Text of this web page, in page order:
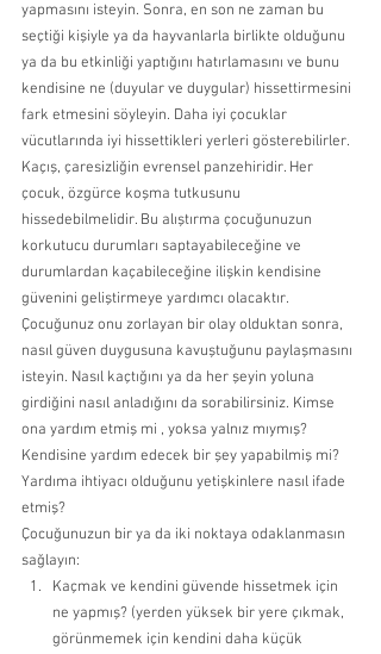
yapmasını isteyin. Sonra, en son ne zaman bu
seçtiği kişiyle ya da hayvanlarla birlikte olduğunu
ya da bu etkinliği yaptığını hatırlamasını ve bunu
kendisine ne (duyular ve duygular) hissettirmesini
fark etmesini söyleyin. Daha iyi çocuklar
vücutlarında iyi hissettikleri yerleri gösterebilirler.
Kaçış, çaresizliğin evrensel panzehiridir. Her
çocuk, özgürce koşma tutkusunu
hissedebilmelidir. Bu alıştırma çocuğunuzun
korkutucu durumları saptayabileceğine ve
durumlardan kaçabileceğine ilişkin kendisine
güvenini geliştirmeye yardımcı olacaktır.
Çocuğunuz onu zorlayan bir olay olduktan sonra,
nasıl güven duygusuna kavuştuğunu paylaşmasını
isteyin. Nasıl kaçtığını ya da her şeyin yoluna
girdiğini nasıl anladığını da sorabilirsiniz. Kimse
ona yardım etmiş mi , yoksa yalnız mıymış?
Kendisine yardım edecek bir şey yapabilmiş mi?
Yardıma ihtiyacı olduğunu yetişkinlere nasıl ifade
etmiş?
Çocuğunuzun bir ya da iki noktaya odaklanmasın
sağlayın:
Kaçmak ve kendini güvende hissetmek için
ne yapmış? (yerden yüksek bir yere çıkmak,
görünmemek için kendini daha küçük